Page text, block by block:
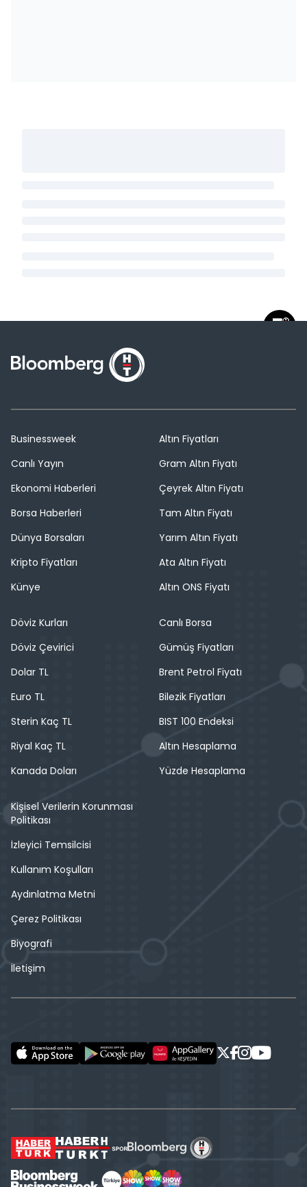
Businessweek
Canlı Yayın
Ekonomi Haberleri
Borsa Haberleri
Dünya Borsaları
Kripto Fiyatları
Künye
Altın Fiyatları
Gram Altın Fiyatı
Çeyrek Altın Fiyatı
Tam Altın Fiyatı
Yarım Altın Fiyatı
Ata Altın Fiyatı
Altın ONS Fiyatı
Döviz Kurları
Döviz Çevirici
Dolar TL
Euro TL
Sterin Kaç TL
Riyal Kaç TL
Kanada Doları
Canlı Borsa
Gümüş Fiyatları
Brent Petrol Fiyatı
Bilezik Fiyatları
BIST 100 Endeksi
Altın Hesaplama
Yüzde Hesaplama
Kişisel Verilerin Korunması
Politikası
İzleyici Temsilcisi
Kullanım Koşulları
Aydınlatma Metni
Çerez Politikası
Biyografi
İletişim